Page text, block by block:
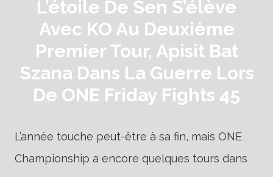
L’étoile De Sen S’élève
Avec KO Au Deuxième
Premier Tour, Apisit Bat
Szana Dans La Guerre Lors
De ONE Friday Fights 45
L’année touche peut-être à sa fin, mais ONE
Championship a encore quelques tours dans